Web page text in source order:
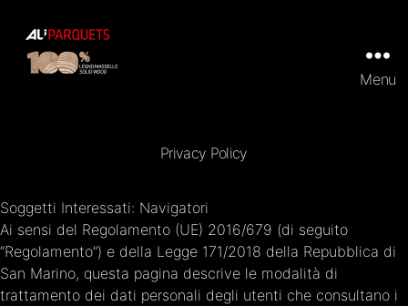
100%
legno
massello
Menu
Privacy Policy
Soggetti Interessati: Navigatori
Ai sensi del Regolamento (UE) 2016/679 (di seguito
“Regolamento”) e della Legge 171/2018 della Repubblica di
San Marino, questa pagina descrive le modalità di
trattamento dei dati personali degli utenti che consultano i